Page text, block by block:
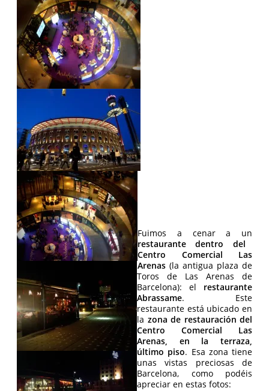
Fuimos a cenar a un
restaurante dentro del
Centro Comercial Las
Arenas (la antigua plaza de
Toros de Las Arenas de
Barcelona): el restaurante
Abrassame. Este
restaurante está ubicado en
la zona de restauración del
Centro Comercial Las
Arenas, en la terraza,
último piso. Esa zona tiene
unas vistas preciosas de
Barcelona, como podéis
apreciar en estas fotos: